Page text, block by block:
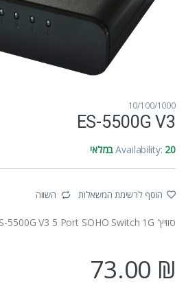
10/100/1000
ES-5500G V3
Availability: 20 במלאי
הוסף לרשימת המשאלות השווה
סוויץ' EDIMAX ES-5500G V3 5 Port SOHO Switch 1G
73.00 ₪